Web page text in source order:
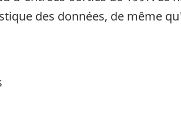
des données, de même